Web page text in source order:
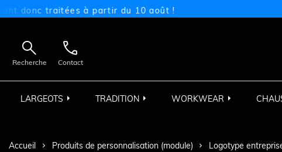
donc traitées à partir du 10 août !

Recherche

Contact
LARGEOTS TRADITION WORKWEAR
Accueil Produits de personnalisation (module) Logotype